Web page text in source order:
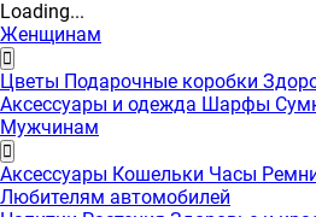
Loading...
Женщинам
Цветы Подарочные коробки
Аксессуары и одежда Шарфы
Мужчинам
Аксессуары Кошельки Часы
Любителям автомобилей